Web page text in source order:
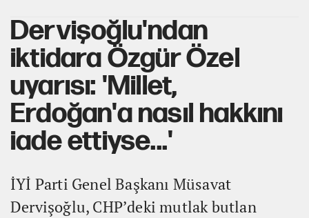
Dervişoğlu'ndan
iktidara Özgür Özel
uyarısı: 'Millet,
Erdoğan'a nasıl hakkını
iade ettiyse...'
İYİ Parti Genel Başkanı Müsavat
Dervişoğlu, CHP’deki mutlak butlan